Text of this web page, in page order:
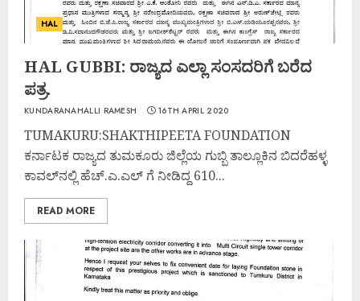
HAL
HAL GUBBI: ರಾಜ್ಯದ ಎಲ್ಲಾ ಸಂಸದರಿಗೆ ಬರೆದ
ಪತ್ರ.
KUNDARANAHALLI RAMESH 16TH APRIL 2020
TUMAKURU:SHAKTHIPEETA FOUNDATION
ಕರ್ನಾಟಕ ರಾಜ್ಯದ ತುಮಕೂರು ಜಿಲ್ಲೆಯ ಗುಬ್ಬಿ ತಾಲ್ಲೂಕಿನ ಬಿದರೆಹಳ್ಳ
ಕಾವಲ್‌ನಲ್ಲಿ ಹೆಚ್.ಎ.ಎಲ್ ಗೆ ನೀಡಿದ್ದ 610...
READ MORE